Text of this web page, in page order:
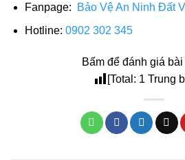
Fanpage: Bảo Vệ An Ninh Đất
Hotline: 0902 302 345
Bấm để đánh giá
[Total: 1 Trung